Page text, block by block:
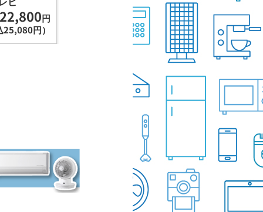
22,800円
円）
13,800
円
（税込15,180円）
炊き ブラウン
本体
（税込